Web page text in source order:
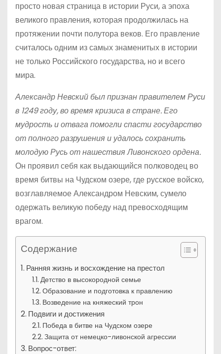
просто новая страница в истории Руси, а эпоха
великого правления, которая продолжилась на
протяжении почти полутора веков. Его правление
считалось одним из самых знаменитых в истории
не только Российского государства, но и всего
мира.
Александр Невский был признан правителем Руси
в 1249 году, во время кризиса в стране. Его
мудрость и отвага помогли спасти государство
от полного разрушения и удалось сохранить
молодую Русь от нашествия Ливонского ордена.
Он проявил себя как выдающийся полководец во
время битвы на Чудском озере, где русское войско,
возглавляемое Александром Невским, сумело
одержать великую победу над превосходящим
врагом.
Содержание
Ранняя жизнь и восхождение на престол
Детство в высокородной семье
Образование и подготовка к правлению
Возведение на княжеский трон
Подвиги и достижения
Победа в битве на Чудском озере
Защита от немецко-ливонской агрессии
Вопрос-ответ: